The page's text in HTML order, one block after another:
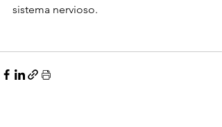
sistema nervioso.